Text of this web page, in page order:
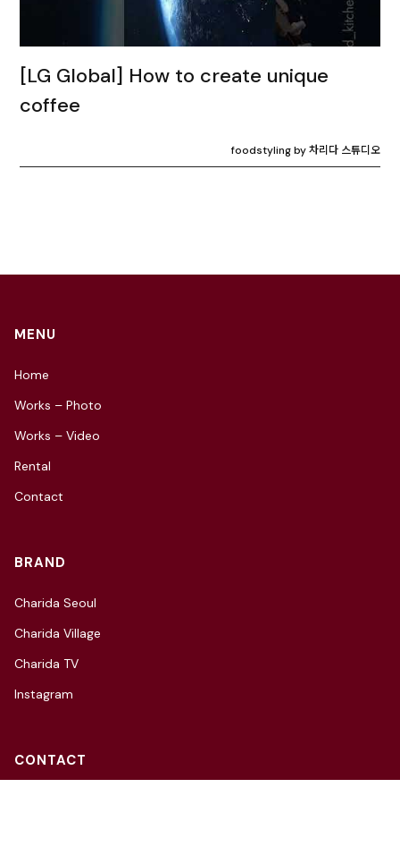
[LG Global] How to create unique
coffee
foodstyling by 차리다 스튜디오
MENU
Home
Works – Photo
Works – Video
Rental
Contact
BRAND
Charida Seoul
Charida Village
Charida TV
Instagram
CONTACT